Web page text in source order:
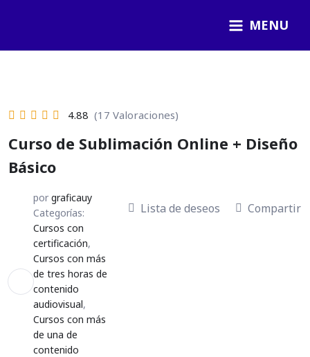
MENU
4.88 (17 Valoraciones)
Curso de Sublimación Online + Diseño
Básico
por graficauy
Categorías:
Cursos con
certificación,
Cursos con más
de tres horas de
contenido
audiovisual,
Cursos con más
de una de
contenido
Lista de deseos Compartir